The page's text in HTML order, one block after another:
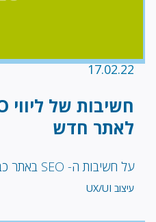
17.02.22
לאתר חדש
על חשיבות ה- SEO באתר כבר רובכם כנראה שמעתם.
עיצוב UX/UI